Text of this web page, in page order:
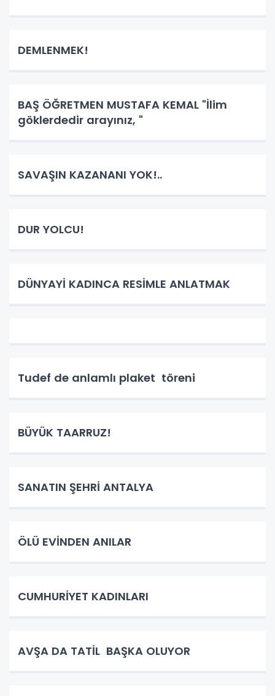
DEMLENMEK!
BAŞ ÖĞRETMEN MUSTAFA KEMAL "İlim
göklerdedir arayınız, "
SAVAŞIN KAZANANI YOK!..
DUR YOLCU!
DÜNYAYİ KADINCA RESİMLE ANLATMAK
Tudef de anlamlı plaket töreni
BÜYÜK TAARRUZ!
SANATIN ŞEHRİ ANTALYA
ÖLÜ EVİNDEN ANILAR
CUMHURİYET KADINLARI
AVŞA DA TATİL BAŞKA OLUYOR